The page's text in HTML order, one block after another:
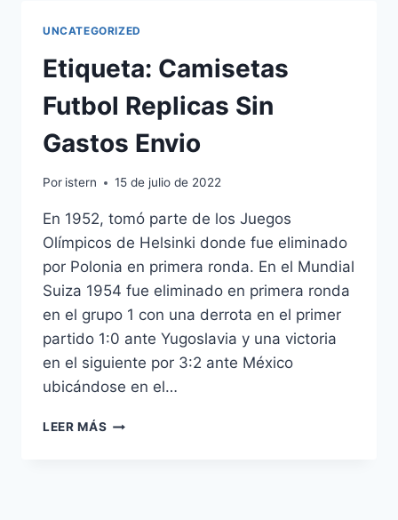
UNCATEGORIZED
Etiqueta: Camisetas
Futbol Replicas Sin
Gastos Envio
Por istern 15 de julio de 2022
En 1952, tomó parte de los Juegos
Olímpicos de Helsinki donde fue eliminado
por Polonia en primera ronda. En el Mundial
Suiza 1954 fue eliminado en primera ronda
en el grupo 1 con una derrota en el primer
partido 1:0 ante Yugoslavia y una victoria
en el siguiente por 3:2 ante México
ubicándose en el…
LEER MÁS ETIQUETA: